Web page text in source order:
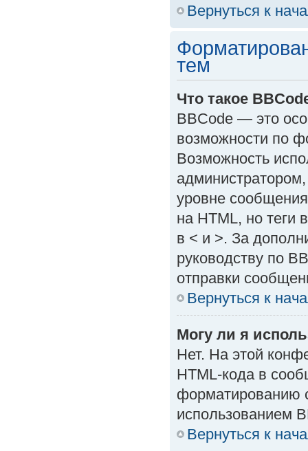
Вернуться к
тем
Что такое
BBCode — это
возможности по
Возможность
уровне
на HTML, но теги
в < и >. За
руководству по
отправки
Вернуться к
Могу ли я
Нет. На этой
HTML-кода в
форматированию
использованием
Вернуться к